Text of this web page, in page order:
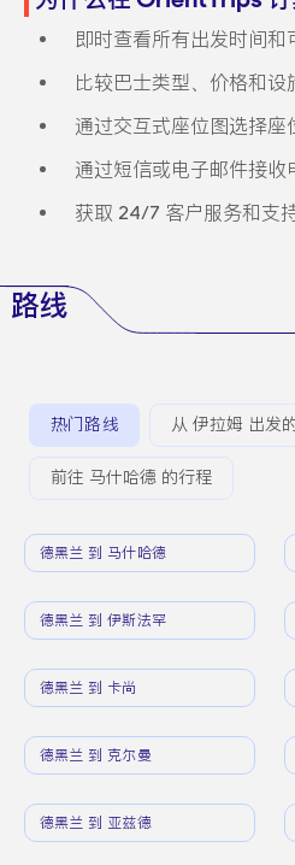
即时查看所有出发时间和
比较巴士类型、价格和设
通过交互式座位图选择座
通过短信或电子邮件接收
获取 24/7 客户服务和支
路线
热门路线 从 伊拉姆 出发
前往 马什哈德 的行程
德黑兰 到 马什哈德
德黑兰 到 伊斯法罕
德黑兰 到 卡尚
德黑兰 到 克尔曼
德黑兰 到 亚兹德